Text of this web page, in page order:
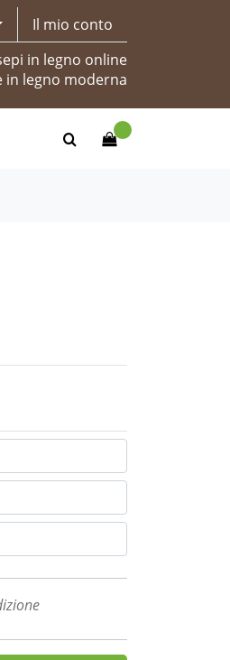
Il mio conto
in legno online
in legno moderna